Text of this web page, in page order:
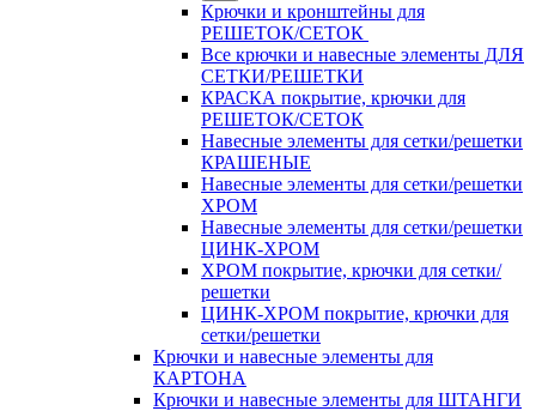
Крючки и кронштейны для
РЕШЕТОК/СЕТОК
Все крючки и навесные элементы ДЛЯ
СЕТКИ/РЕШЕТКИ
КРАСКА покрытие, крючки для
РЕШЕТОК/СЕТОК
Навесные элементы для сетки/решетки
КРАШЕНЫЕ
Навесные элементы для сетки/решетки
ХРОМ
Навесные элементы для сетки/решетки
ЦИНК-ХРОМ
ХРОМ покрытие, крючки для сетки/
решетки
ЦИНК-ХРОМ покрытие, крючки для
сетки/решетки
Крючки и навесные элементы для
КАРТОНА
Крючки и навесные элементы для ШТАНГИ